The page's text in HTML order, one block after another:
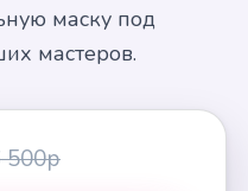
маску под
мастеров.
500р